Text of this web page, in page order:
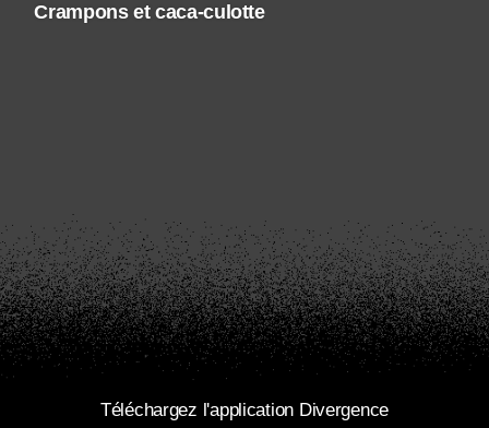
Crampons et caca-culotte
Téléchargez l'application Divergence